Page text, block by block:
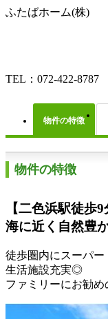
ふたばホーム(株)
TEL：072-422-8787
物件の特徴
物件の特徴
【二色浜駅徒歩9
海に近く自然豊
徒歩圏内にスーパー
生活施設充実◎
ファミリーにお勧め